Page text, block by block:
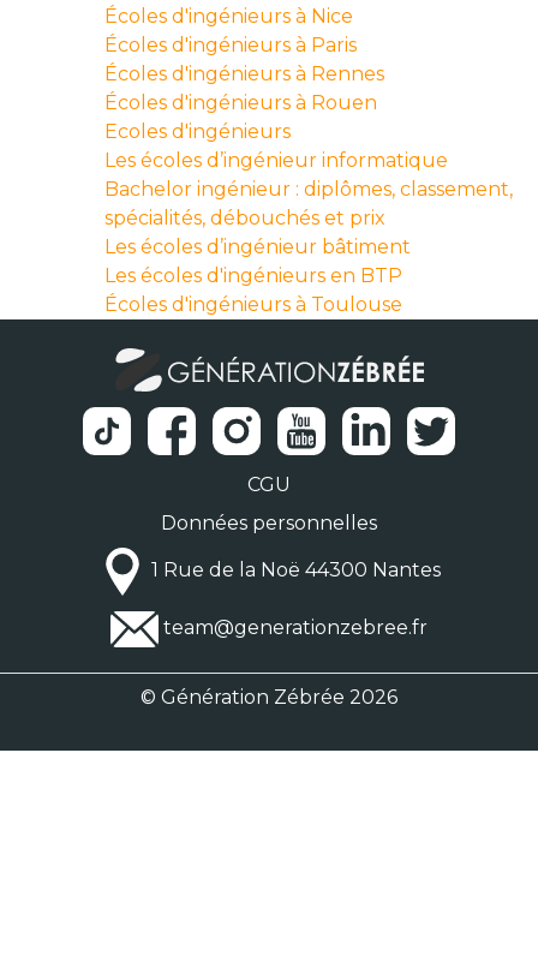
Écoles d'ingénieurs à Nice
Écoles d'ingénieurs à Paris
Écoles d'ingénieurs à Rennes
Écoles d'ingénieurs à Rouen
Ecoles d'ingénieurs
Les écoles d’ingénieur informatique
Bachelor ingénieur : diplômes, classement,
spécialités, débouchés et prix
Les écoles d’ingénieur bâtiment
Les écoles d'ingénieurs en BTP
Écoles d'ingénieurs à Toulouse
CGU
Données personnelles
1 Rue de la Noë 44300 Nantes
team@generationzebree.fr
© Génération Zébrée 2026